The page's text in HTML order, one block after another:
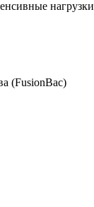
нагрузки
(FusionBac)